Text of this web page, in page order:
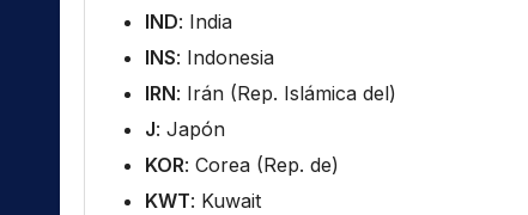
IND: India
INS: Indonesia
IRN: Irán (Rep. Islámica del)
J: Japón
KOR: Corea (Rep. de)
KWT: Kuwait